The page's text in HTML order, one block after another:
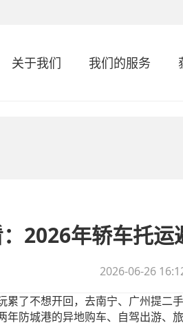
关于我们 我们的服务
2026年轿车托
2026-06-26
累了不想开回，去南宁、广州提
年防城港的异地购车、自驾出游